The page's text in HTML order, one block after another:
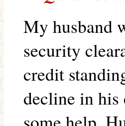
My husband
security
credit
decline in his